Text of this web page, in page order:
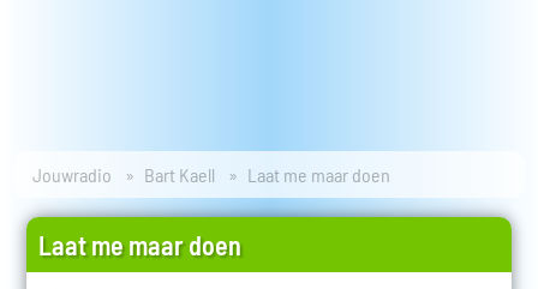
Jouwradio Bart Kaell Laat me maar doen
Laat me maar doen